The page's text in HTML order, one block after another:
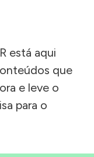
está aqui
que
e leve o
para o